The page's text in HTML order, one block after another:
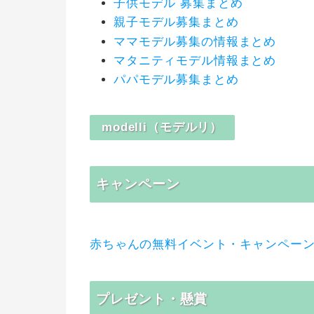
子供モデル 募集まとめ
親子モデル募集まとめ
ママモデル募集の情報まとめ
マタニティモデル情報まとめ
パパモデル募集まとめ
modelli（モデルリ）
キャンペーン
赤ちゃんの無料イベント・キャンペー
プレゼント・懸賞